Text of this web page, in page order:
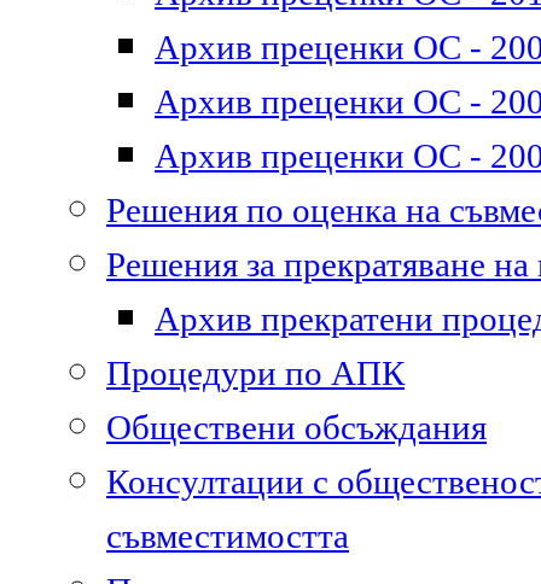
Архив преценки ОС -
Архив преценки ОС -
Архив преценки ОС -
Решения по оценка на
Решения за прекратяване
Архив прекратени
Процедури по АПК
Обществени обсъждания
Консултации с
съвместимостта